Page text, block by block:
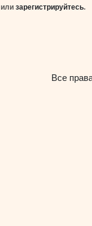
или зарегистрируйтесь.
Все